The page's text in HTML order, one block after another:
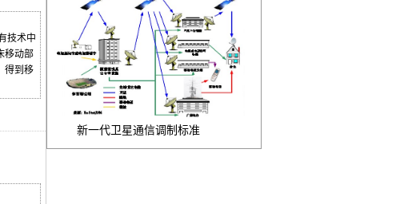
技术中
移动部
得到移
新一代卫星通信调制标准